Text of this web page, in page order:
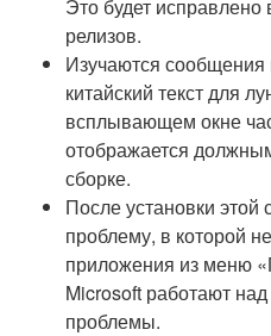
Это будет
релизов.
Изучаются сообщения
китайский текст для
всплывающем окне
отображается
сборке.
После установки этой
проблему, в которой
приложения из меню
Microsoft работают
проблемы.